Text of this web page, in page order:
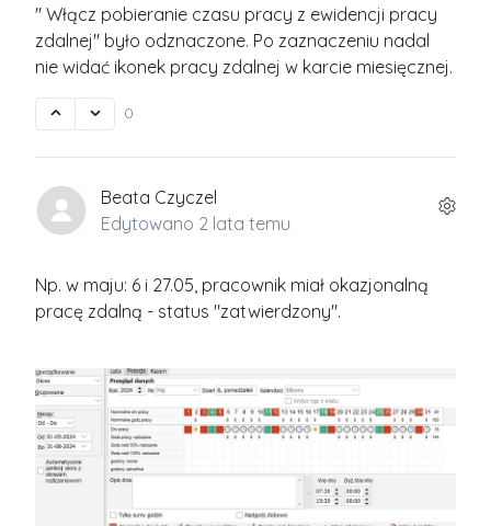
" Włącz pobieranie czasu pracy z ewidencji pracy
zdalnej" było odznaczone. Po zaznaczeniu nadal
nie widać ikonek pracy zdalnej w karcie miesięcznej.
0
Beata Czyczel
Edytowano 2 lata temu
Np. w maju: 6 i 27.05, pracownik miał okazjonalną
pracę zdalną - status "zatwierdzony".